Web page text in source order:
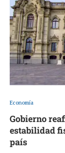
Economía
Gobierno
estabilidad
país